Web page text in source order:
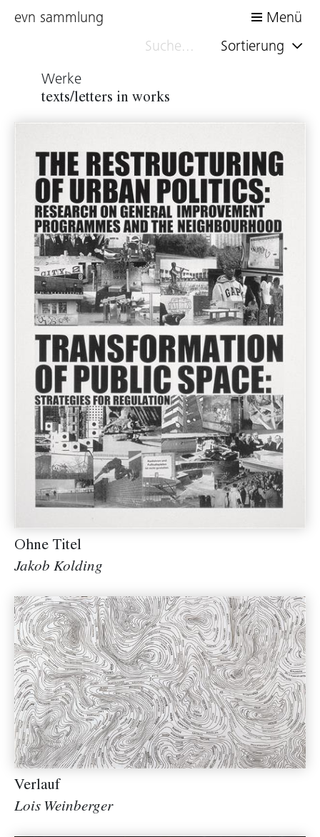
evn sammlung
Menü
Sortierung
Werke
texts/letters in works
Ohne Titel
Jakob Kolding
Verlauf
Lois Weinberger